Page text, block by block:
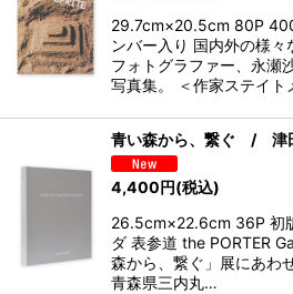
29.7cm×20.5cm 80P
ンバー入り 国内外の様
フォトグラファー、永瀬
写真集。 ＜作家ステイト
青い森から、繋ぐ / 津
4,400円(税込)
26.5cm×22.6cm 36P 初
ダ 表参道 the PORTER
森から、繋ぐ」展にあわ
青森県三内丸…